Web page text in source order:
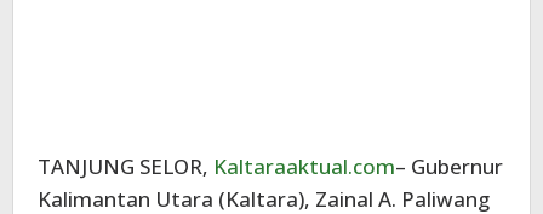
TANJUNG SELOR, Kaltaraaktual.com– Gubernur
Kalimantan Utara (Kaltara), Zainal A. Paliwang